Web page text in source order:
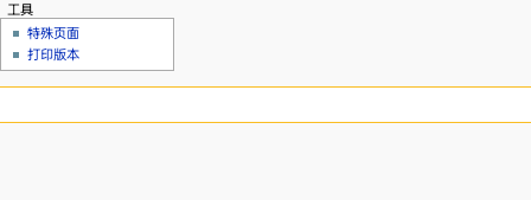
工具
特殊页面
打印版本